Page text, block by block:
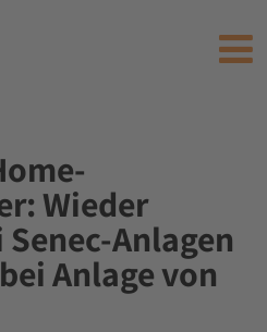
Wieder
Anlagen
Anlage von